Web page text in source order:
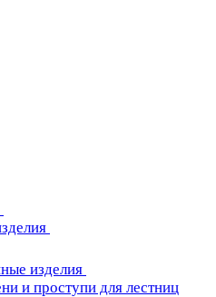
изделия
и проступи для лестниц